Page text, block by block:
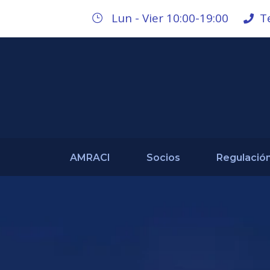
Lun - Vier 10:00-19:00
AMRACI Socios